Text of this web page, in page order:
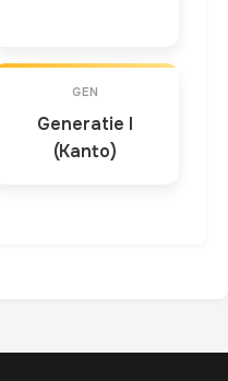
GEN
Generatie I
(Kanto)